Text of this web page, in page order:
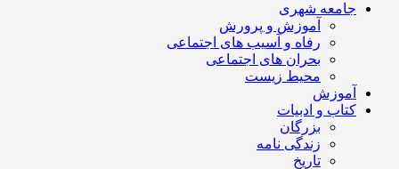
تهران
جامعه شهری
آموزش و پرورش
رفاه و آسیب های اجتماعی
بحران های اجتماعی
محیط زیست
آموزش
کتاب و ادبیات
بزرگان
زندگی نامه
تاریخ